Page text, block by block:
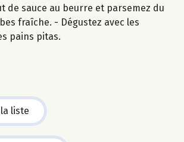
de sauce au beurre et parsemez du
fraîche. - Dégustez avec les
pains pitas.
liste